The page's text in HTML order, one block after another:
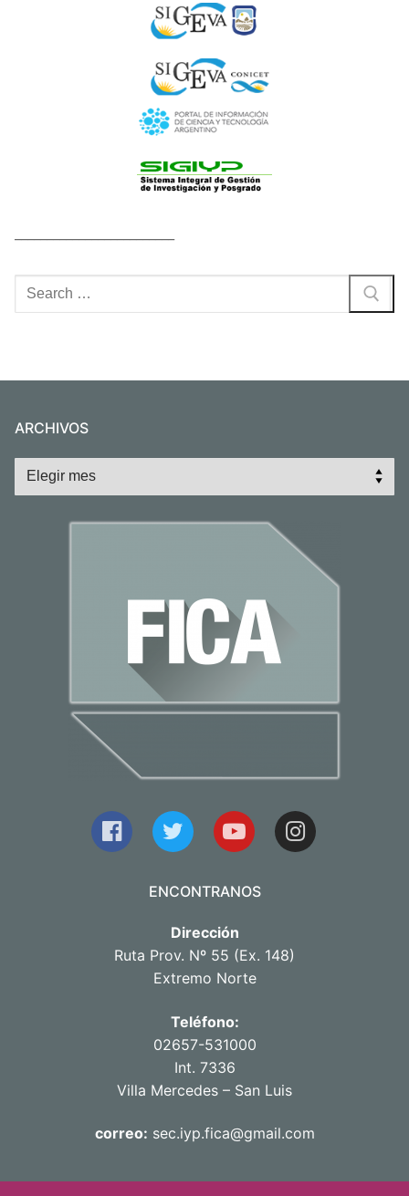
Buscar
por:
ARCHIVOS
Archivos
ENCONTRANOS
Dirección
Ruta Prov. Nº 55 (Ex. 148)
Extremo Norte
Teléfono:
02657-531000
Int. 7336
Villa Mercedes – San Luis
correo: sec.iyp.fica@gmail.com